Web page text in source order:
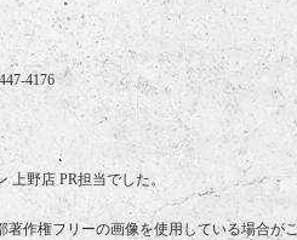
4176
上野店 PR担当でした。
作権フリーの画像を使用している場合が